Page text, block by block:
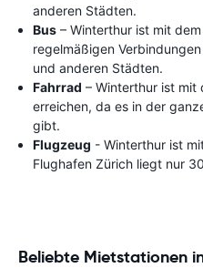
anderen Städten.
Bus – Winterthur ist mit
regelmäßigen
und anderen Städten.
Fahrrad – Winterthur ist mit
erreichen, da es in der
gibt.
Flugzeug - Winterthur ist
Flughafen Zürich liegt nur
Beliebte Mietstationen